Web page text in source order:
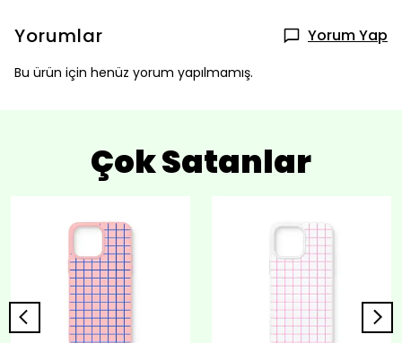
Yorumlar Yorum Yap
Bu ürün için henüz yorum yapılmamış.
Çok Satanlar